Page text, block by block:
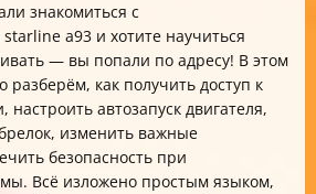
знакомиться с
a93 и хотите научиться
— вы попали по адресу! В этом
как получить доступ к
автозапуск двигателя,
изменить важные
безопасность при
Всё изложено простым языком,